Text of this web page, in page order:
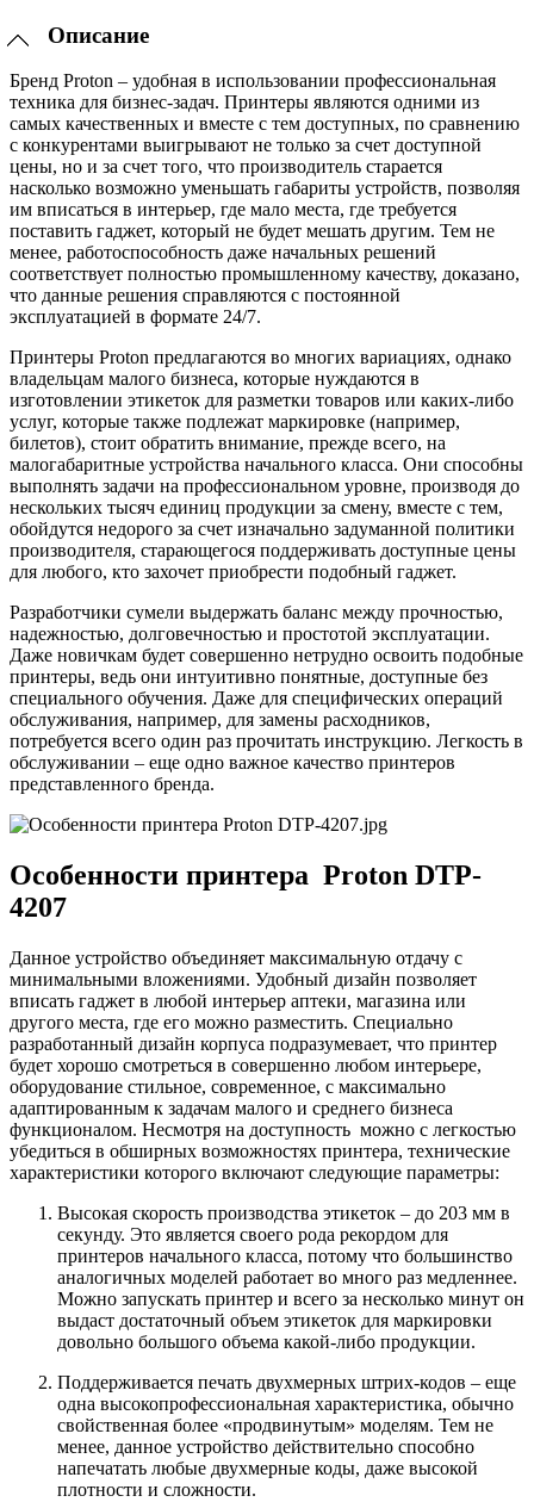
Описание
Бренд Proton – удобная в использовании профессиональная
техника для бизнес-задач. Принтеры являются одними из
самых качественных и вместе с тем доступных, по сравнению
с конкурентами выигрывают не только за счет доступной
цены, но и за счет того, что производитель старается
насколько возможно уменьшать габариты устройств, позволяя
им вписаться в интерьер, где мало места, где требуется
поставить гаджет, который не будет мешать другим. Тем не
менее, работоспособность даже начальных решений
соответствует полностью промышленному качеству, доказано,
что данные решения справляются с постоянной
эксплуатацией в формате 24/7.
Принтеры Proton предлагаются во многих вариациях, однако
владельцам малого бизнеса, которые нуждаются в
изготовлении этикеток для разметки товаров или каких-либо
услуг, которые также подлежат маркировке (например,
билетов), стоит обратить внимание, прежде всего, на
малогабаритные устройства начального класса. Они способны
выполнять задачи на профессиональном уровне, производя до
нескольких тысяч единиц продукции за смену, вместе с тем,
обойдутся недорого за счет изначально задуманной политики
производителя, старающегося поддерживать доступные цены
для любого, кто захочет приобрести подобный гаджет.
Разработчики сумели выдержать баланс между прочностью,
надежностью, долговечностью и простотой эксплуатации.
Даже новичкам будет совершенно нетрудно освоить подобные
принтеры, ведь они интуитивно понятные, доступные без
специального обучения. Даже для специфических операций
обслуживания, например, для замены расходников,
потребуется всего один раз прочитать инструкцию. Легкость в
обслуживании – еще одно важное качество принтеров
представленного бренда.
Особенности принтера Proton DTP-
4207
Данное устройство объединяет максимальную отдачу с
минимальными вложениями. Удобный дизайн позволяет
вписать гаджет в любой интерьер аптеки, магазина или
другого места, где его можно разместить. Специально
разработанный дизайн корпуса подразумевает, что принтер
будет хорошо смотреться в совершенно любом интерьере,
оборудование стильное, современное, с максимально
адаптированным к задачам малого и среднего бизнеса
функционалом. Несмотря на доступность можно с легкостью
убедиться в обширных возможностях принтера, технические
характеристики которого включают следующие параметры:
Высокая скорость производства этикеток – до 203 мм в
секунду. Это является своего рода рекордом для
принтеров начального класса, потому что большинство
аналогичных моделей работает во много раз медленнее.
Можно запускать принтер и всего за несколько минут он
выдаст достаточный объем этикеток для маркировки
довольно большого объема какой-либо продукции.
Поддерживается печать двухмерных штрих-кодов – еще
одна высокопрофессиональная характеристика, обычно
свойственная более «продвинутым» моделям. Тем не
менее, данное устройство действительно способно
напечатать любые двухмерные коды, даже высокой
плотности и сложности.